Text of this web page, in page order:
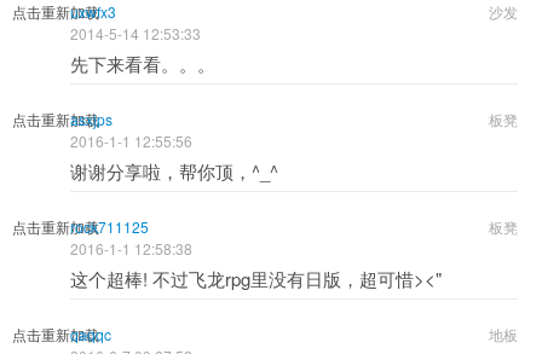
点击重新加载 沙发
uxwfx3
2014-5-14 12:53:33
先下来看看。。。
点击重新加载 板凳
asxjps
2016-1-1 12:55:56
谢谢分享啦，帮你顶，^_^
点击重新加载 板凳
rock711125
2016-1-1 12:58:38
这个超棒! 不过飞龙rpg里没有日版，超可惜><"
点击重新加载 地板
qaqqc